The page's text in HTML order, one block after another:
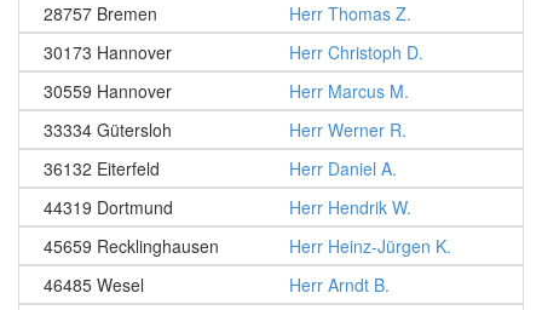
28757 Bremen
Herr Thomas Z.
30173 Hannover
Herr Christoph D.
30559 Hannover
Herr Marcus M.
33334 Gütersloh
Herr Werner R.
36132 Eiterfeld
Herr Daniel A.
44319 Dortmund
Herr Hendrik W.
45659 Recklinghausen
Herr Heinz-Jürgen K.
46485 Wesel
Herr Arndt B.